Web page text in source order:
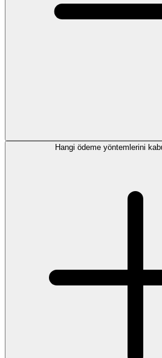
Hangi ödeme yöntemlerini